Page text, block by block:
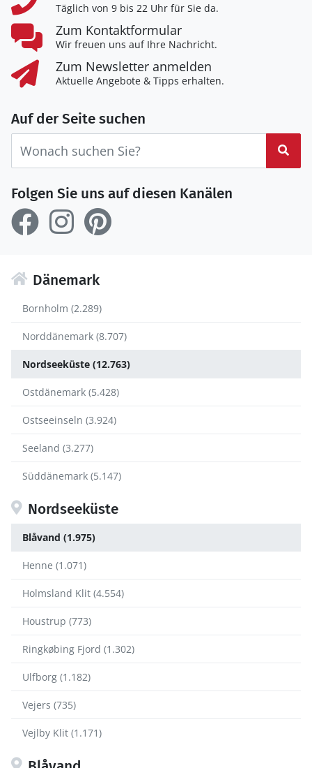
Täglich von 9 bis 22 Uhr für Sie da.
Zum Kontaktformular
Wir freuen uns auf Ihre Nachricht.
Zum Newsletter anmelden
Aktuelle Angebote & Tipps erhalten.
Auf der Seite suchen
Folgen Sie uns auf diesen Kanälen
Dänemark
Bornholm (2.289)
Norddänemark (8.707)
Nordseeküste (12.763)
Ostdänemark (5.428)
Ostseeinseln (3.924)
Seeland (3.277)
Süddänemark (5.147)
Nordseeküste
Blåvand (1.975)
Henne (1.071)
Holmsland Klit (4.554)
Houstrup (773)
Ringkøbing Fjord (1.302)
Ulfborg (1.182)
Vejers (735)
Vejlby Klit (1.171)